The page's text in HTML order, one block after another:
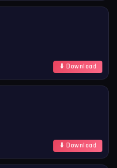
⬇ Download
⬇ Download